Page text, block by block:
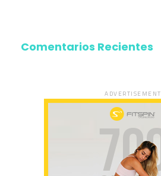
Comentarios Recientes
ADVERTISEMENT